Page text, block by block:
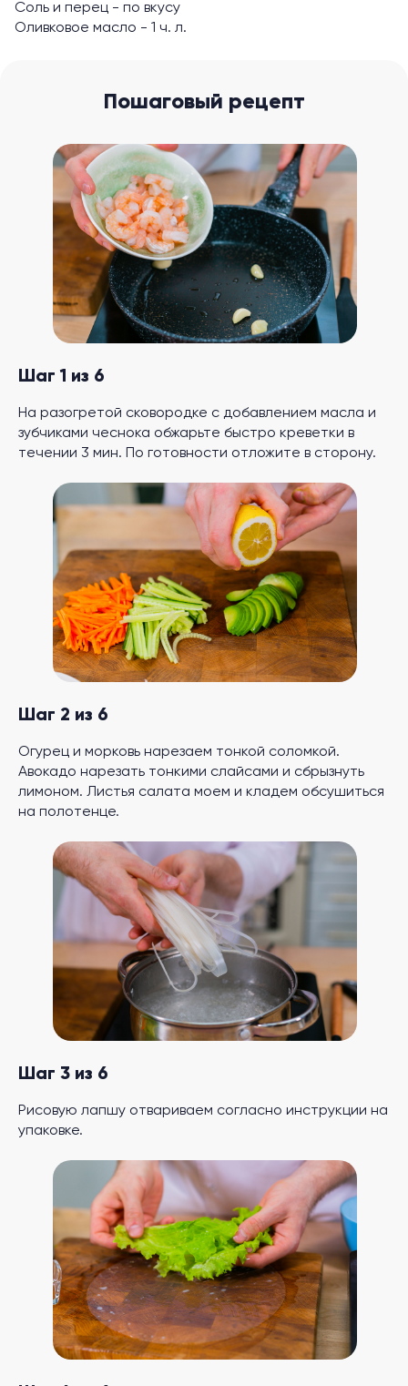
Соль и перец - по вкусу
Оливковое масло - 1 ч. л.
Пошаговый рецепт
Шаг 1 из 6
На разогретой сковородке с добавлением масла и
зубчиками чеснока обжарьте быстро креветки в
течении 3 мин. По готовности отложите в сторону.
Шаг 2 из 6
Огурец и морковь нарезаем тонкой соломкой.
Авокадо нарезать тонкими слайсами и сбрызнуть
лимоном. Листья салата моем и кладем обсушиться
на полотенце.
Шаг 3 из 6
Рисовую лапшу отвариваем согласно инструкции на
упаковке.